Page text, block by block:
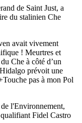
de Saint Just, a
du stalinien Che
avait vivement
! Meurtres et
Che à côté d’un
prévoit une
pas à mon Pol
l'Environnement,
Fidel Castro